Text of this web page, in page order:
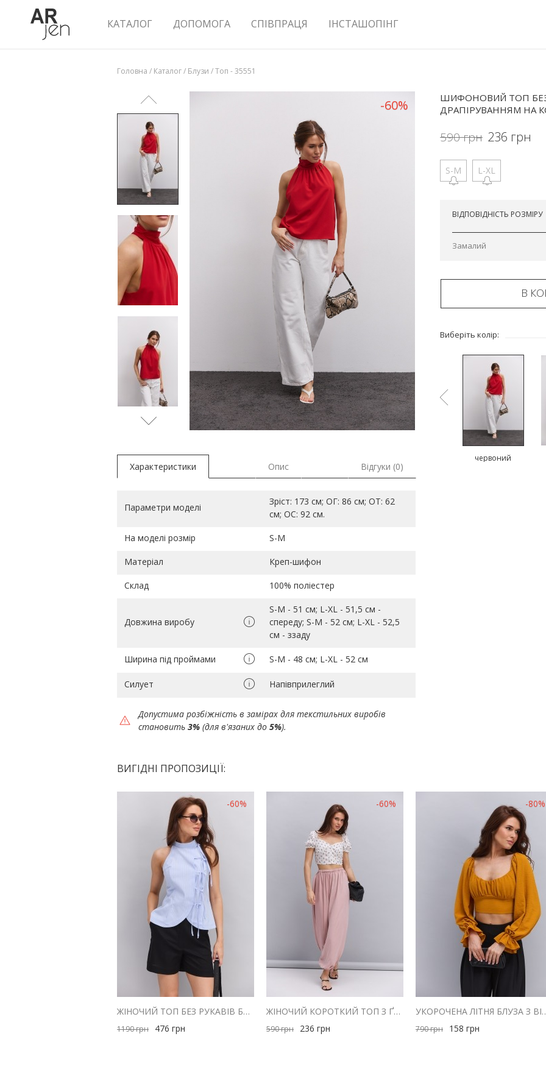
КАТАЛОГ ДОПОМОГА СПІВПРАЦЯ ІНСТАШОПІНГ
Головна / Каталог/ Блузи /Топ - 35551
ШИФОНОВИЙ ТОП БЕЗ
ДРАПІРУВАННЯМ НА
590грн 236 грн
S-M L-XL
ВІДПОВІДНІСТЬ РОЗМІРУ
Замалий
В
Виберіть колір:
червоний
-60%
Характеристики Опис Відгуки (0)
Параметри моделі
Зріст: 173 см; ОГ: 86 см; ОТ: 62
см; ОС: 92 см.
На моделі розмір S-M
Матеріал Креп-шифон
Склад 100% поліестер
Довжина виробу
S-M - 51 см; L-ХL - 51,5 см -
спереду; S-M - 52 см; L-ХL - 52,5
см - ззаду
Ширина під проймами S-M - 48 см; L-ХL - 52 см
Силует Напівприлеглий
Допустима розбіжність в замірах для текстильних виробів
становить 3% (для в'язаних до 5%).
ВИГІДНІ ПРОПОЗИЦІЇ:
-60%
ЖІНОЧИЙ ТОП БЕЗ РУКАВІВ БЛАКИТНИЙ В ТОНКУ СМУЖКУ ІЗ ЗАВ'ЯЗКАМИ СПЕРЕДУ
1190грн 476 грн
-60%
ЖІНОЧИЙ КОРОТКИЙ ТОП З ҐУДЗИКАМИ МОЛОЧНИЙ З ЧЕРВОНИМ КВІТКОВИМ ВІЗЕРУНКОМ
590грн 236 грн
-80%
УКОРОЧЕНА ЛІТНЯ
790грн 158 грн